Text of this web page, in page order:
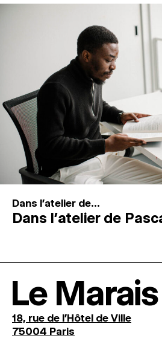
Dans l'atelier de...
Dans l’atelier de
Le Marais
18, rue de l'Hôtel de Ville
75004 Paris